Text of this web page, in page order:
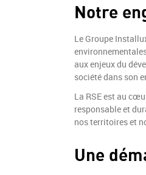
Notre
Le Groupe
aux enjeux du
société dans son
La RSE est au
responsable et
nos territoires et
Une